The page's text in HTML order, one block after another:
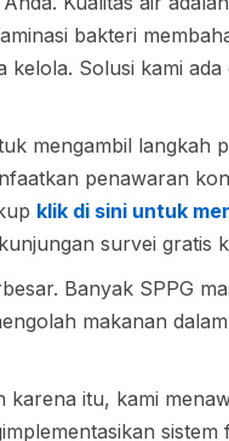
bakteri
Solusi kami
mengambil langkah
penawaran
klik di sini untuk
survei gratis
Banyak SPPG
makanan
karena itu, kami